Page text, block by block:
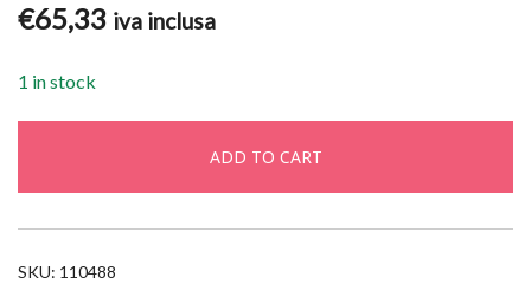
€65,33 iva inclusa
1 in stock
ADD TO CART
SKU: 110488